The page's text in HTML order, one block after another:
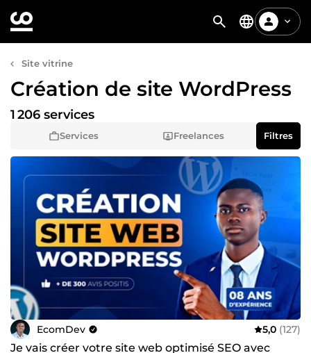
Site vitrine
Création de site WordPress
Services Freelances
1 206 services
Filtres
EcomDev 5,0 (127)
Je vais créer votre site web optimisé SEO avec